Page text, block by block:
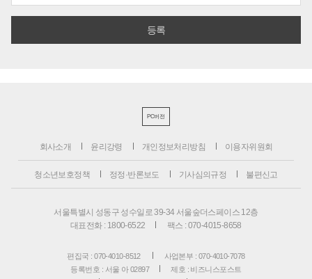
PC버전
회사소개 윤리강령 개인정보처리방침 이용자위원회
청소년보호정책 정정·반론보도 기사심의규정 불편신고
서울특별시 성동구 성수일로 39-34 서울숲더스페이스 12층
대표전화 : 1800-6522
팩스 : 070-4015-8658
편집국 : 070-4010-8512
사업본부 : 070-4010-7078
등록번호 : 서울 아 02897
제호 : 비즈니스포스트